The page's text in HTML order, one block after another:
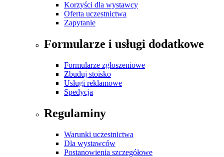
Korzyści dla wystawcy
Oferta uczestnictwa
Zapytanie
Formularze i usługi dodatkowe
Formularze zgłoszeniowe
Zbuduj stoisko
Usługi reklamowe
Spedycja
Regulaminy
Warunki uczestnictwa
Dla wystawców
Postanowienia szczegółowe